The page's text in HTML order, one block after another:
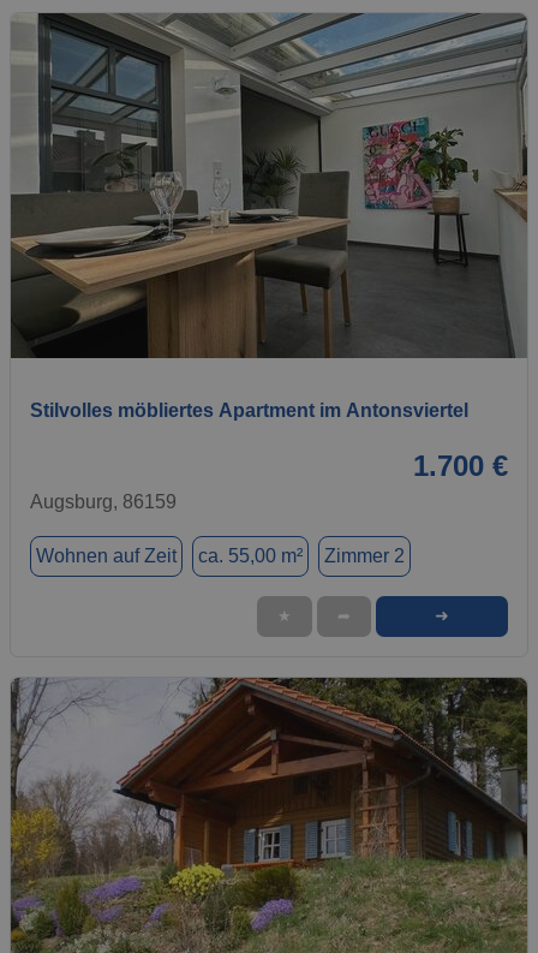
Stilvolles möbliertes Apartment im Antonsviertel
1.700 €
Augsburg, 86159
Wohnen auf Zeit ca. 55,00 m² Zimmer 2
★ ➦ ➜